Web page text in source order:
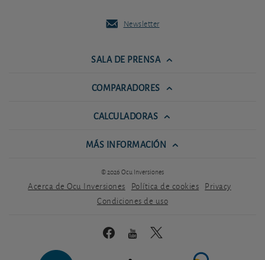
Newsletter
SALA DE PRENSA
COMPARADORES
CALCULADORAS
MÁS INFORMACIÓN
© 2026 Ocu Inversiones
Acerca de Ocu Inversiones Política de cookies Privacy
Condiciones de uso